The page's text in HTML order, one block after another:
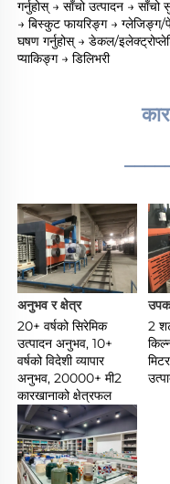
गर्नुहोस् → साँचो उत्पादन →
→ बिस्कुट फायरिङ्ग →
घषण गर्नुहोस् → डेकल/
प्याकिङ्ग → डिलिभरी
अनुभव र क्षेत्र
20+ वर्षको सिरेमिक
उत्पादन अनुभव, 10+
वर्षको विदेशी व्यापार
अनुभव, 20000+ मी2
कारखानाको क्षेत्रफल
2